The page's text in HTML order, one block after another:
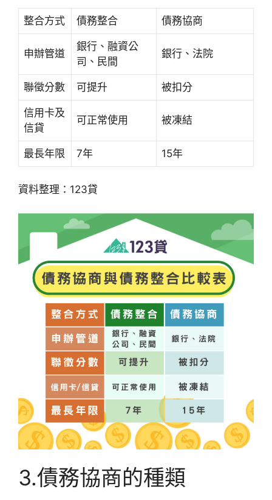
整合方式 債務整合 債務協商
申辦管道
銀行、融資公
司、民間
銀行、法院
聯徵分數 可提升 被扣分
信用卡及
信貸
可正常使用 被凍結
最長年限 7年 15年
資料整理：123貸
3.債務協商的種類